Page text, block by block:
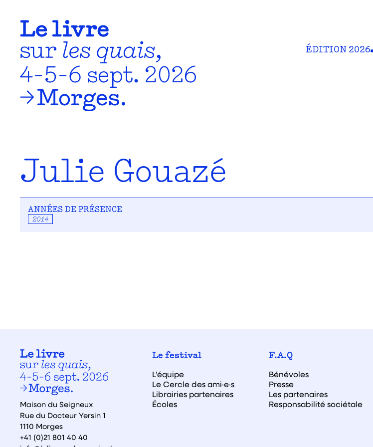
ÉDITION 2026
Julie Gouazé
ANNÉES DE PRÉSENCE
2014
Maison du Seigneux
Rue du Docteur Yersin 1
1110 Morges
+41 (0)21 801 40 40
Le festival
L’équipe
Le Cercle des ami·e·s
Librairies partenaires
Écoles
F.A.Q
Bénévoles
Presse
Les partenaires
Responsabilité sociétale